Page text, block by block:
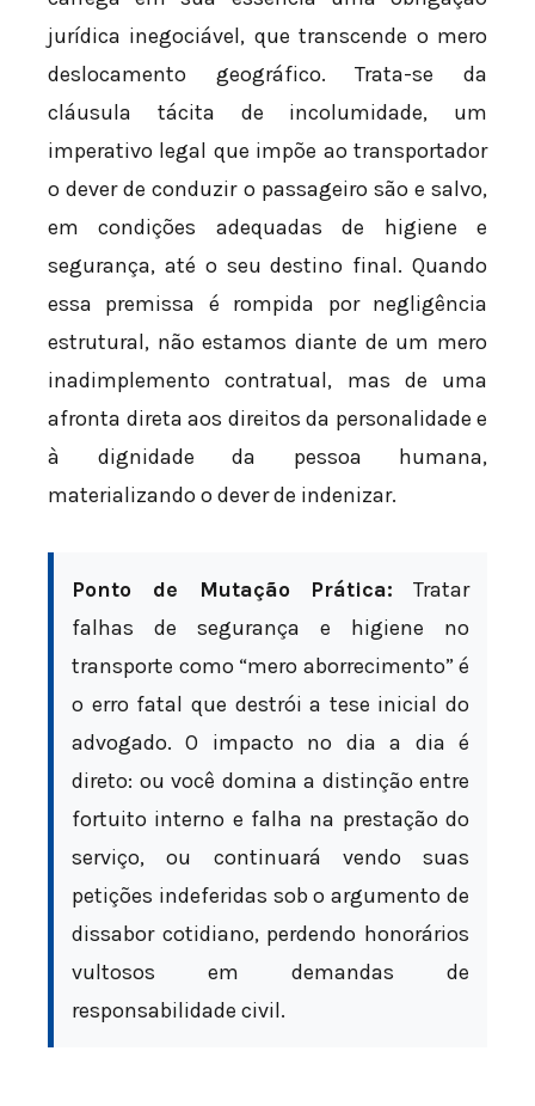
jurídica inegociável, que transcende o mero
deslocamento geográfico. Trata-se da
cláusula tácita de incolumidade, um
imperativo legal que impõe ao transportador
o dever de conduzir o passageiro são e salvo,
em condições adequadas de higiene e
segurança, até o seu destino final. Quando
essa premissa é rompida por negligência
estrutural, não estamos diante de um mero
inadimplemento contratual, mas de uma
afronta direta aos direitos da personalidade e
à dignidade da pessoa humana,
materializando o dever de indenizar.
Ponto de Mutação Prática: Tratar
falhas de segurança e higiene no
transporte como “mero aborrecimento” é
o erro fatal que destrói a tese inicial do
advogado. O impacto no dia a dia é
direto: ou você domina a distinção entre
fortuito interno e falha na prestação do
serviço, ou continuará vendo suas
petições indeferidas sob o argumento de
dissabor cotidiano, perdendo honorários
vultosos em demandas de
responsabilidade civil.